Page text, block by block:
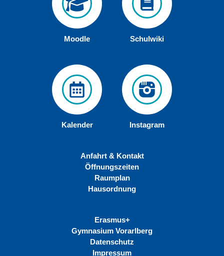
Moodle Schulwiki
Kalender Instagram
Anfahrt & Kontakt
Öffnungszeiten
Raumplan
Hausordnung
Erasmus+
Gymnasium Vorarlberg
Datenschutz
Impressum